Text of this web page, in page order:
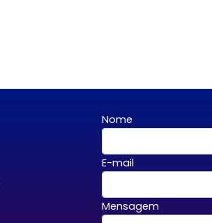
Nome
E-mail
Mensagem